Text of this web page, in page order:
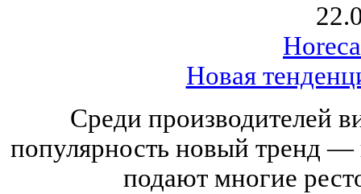
Новая
Среди производителей
популярность новый тренд —
подают многие